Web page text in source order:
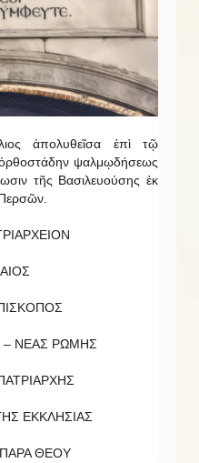
ἀπολυθεῖσα ἐπὶ τῷ
ψαλμῳδήσεως
τῆς Βασιλευούσης ἐκ
– ΝΕΑΣ ΡΩΜΗΣ
ΕΚΚΛΗΣΙΑΣ
ΠΑΡΑ ΘΕΟΥ